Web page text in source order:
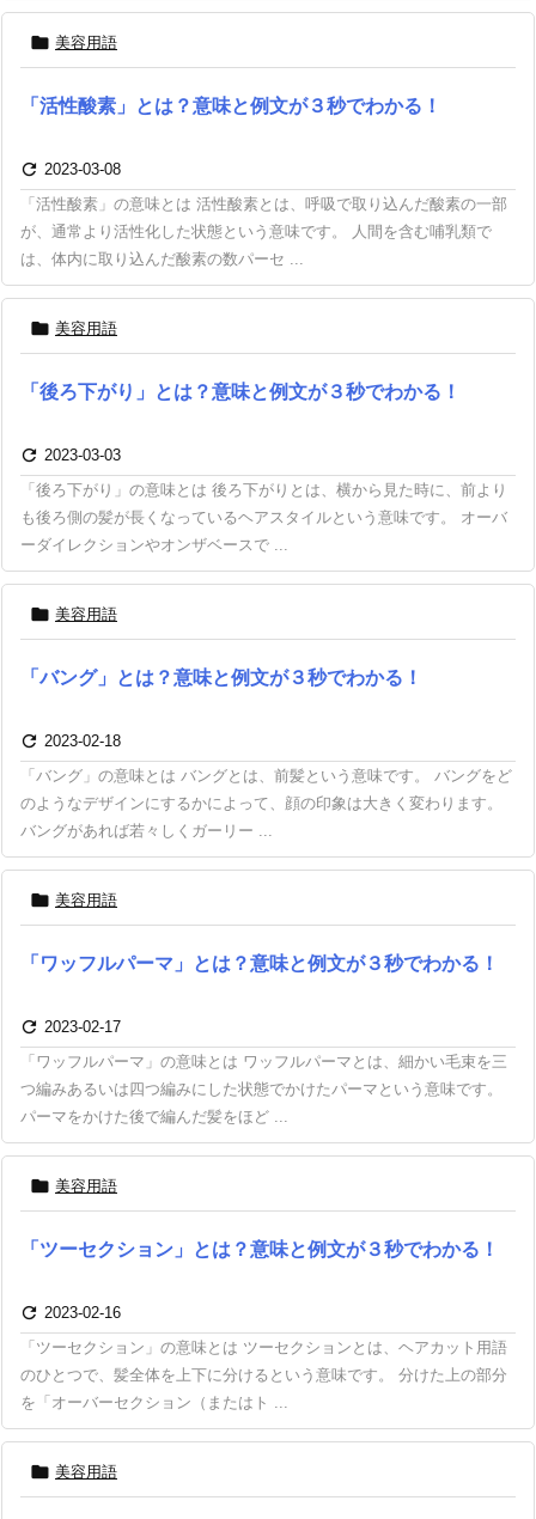
 美容用語
「活性酸素」とは？意味と例文が３秒でわかる！
 2023-03-08
「活性酸素」の意味とは 活性酸素とは、呼吸で取り込んだ酸素の一部
が、通常より活性化した状態という意味です。 人間を含む哺乳類で
は、体内に取り込んだ酸素の数パーセ ...
 美容用語
「後ろ下がり」とは？意味と例文が３秒でわかる！
 2023-03-03
「後ろ下がり」の意味とは 後ろ下がりとは、横から見た時に、前より
も後ろ側の髪が長くなっているヘアスタイルという意味です。 オーバ
ーダイレクションやオンザベースで ...
 美容用語
「バング」とは？意味と例文が３秒でわかる！
 2023-02-18
「バング」の意味とは バングとは、前髪という意味です。 バングをど
のようなデザインにするかによって、顔の印象は大きく変わります。
バングがあれば若々しくガーリー ...
 美容用語
「ワッフルパーマ」とは？意味と例文が３秒でわかる！
 2023-02-17
「ワッフルパーマ」の意味とは ワッフルパーマとは、細かい毛束を三
つ編みあるいは四つ編みにした状態でかけたパーマという意味です。
パーマをかけた後で編んだ髪をほど ...
 美容用語
「ツーセクション」とは？意味と例文が３秒でわかる！
 2023-02-16
「ツーセクション」の意味とは ツーセクションとは、ヘアカット用語
のひとつで、髪全体を上下に分けるという意味です。 分けた上の部分
を「オーバーセクション（またはト ...
 美容用語